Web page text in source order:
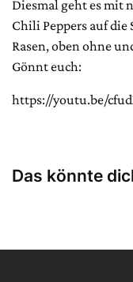
Diesmal geht es mit
Chili Peppers auf
Rasen, oben ohne
Gönnt euch:
https://youtu.be/
Das könnte